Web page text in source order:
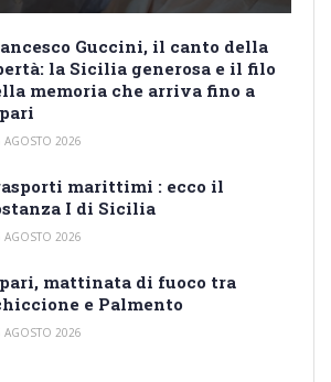
Guccini, il canto della
la Sicilia generosa e il filo
memoria che arriva fino a
AGOSTO 2026
marittimi : ecco il
I di Sicilia
AGOSTO 2026
mattinata di fuoco tra
e Palmento
AGOSTO 2026